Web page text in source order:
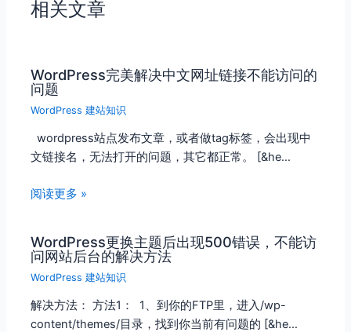
相关文章
WordPress完美解决中文网址链接不能访问的
问题
WordPress 建站知识
wordpress站点发布文章，或者做tag标签，会出现中
文链接名，无法打开的问题，其它都正常。 [&he…
阅读更多 »
WordPress更换主题后出现500错误，不能访
问网站后台的解决方法
WordPress 建站知识
解决方法： 方法1： 1、到你的FTP里，进入/wp-
content/themes/目录，找到你当前有问题的 [&he…